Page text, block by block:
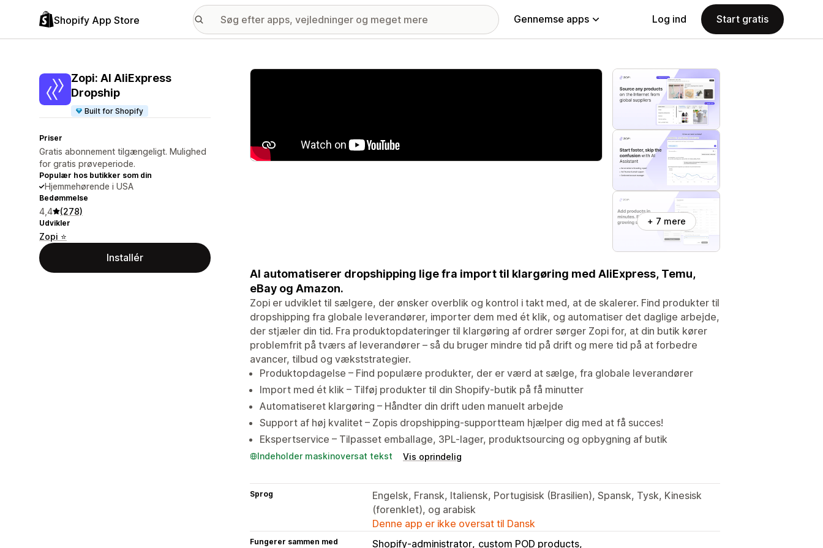
Shopify App Store Gennemse apps Log ind Start gratis
Zopi: AI AliExpress
Dropship
Built for Shopify
Priser
Gratis abonnement tilgængeligt. Mulighed
for gratis prøveperiode.
Populær hos butikker som din
Hjemmehørende i USA
Bedømmelse
4,4 (278)
Udvikler
Zopi ⭐
Installér
Galleri med udvalgte billeder
+ 7 mere
AI automatiserer dropshipping lige fra import til klargøring med AliExpress, Temu,
eBay og Amazon.
Zopi er udviklet til sælgere, der ønsker overblik og kontrol i takt med, at de skalerer. Find produkter til
dropshipping fra globale leverandører, importer dem med ét klik, og automatiser det daglige arbejde,
der stjæler din tid. Fra produktopdateringer til klargøring af ordrer sørger Zopi for, at din butik kører
problemfrit på tværs af leverandører – så du bruger mindre tid på drift og mere tid på at forbedre
avancer, tilbud og vækststrategier.
Produktopdagelse – Find populære produkter, der er værd at sælge, fra globale leverandører
Import med ét klik – Tilføj produkter til din Shopify-butik på få minutter
Automatiseret klargøring – Håndter din drift uden manuelt arbejde
Support af høj kvalitet – Zopis dropshipping-supportteam hjælper dig med at få succes!
Ekspertservice – Tilpasset emballage, 3PL-lager, produktsourcing og opbygning af butik
Indeholder maskinoversat tekst Vis oprindelig
Sprog
Engelsk, Fransk, Italiensk, Portugisisk (Brasilien), Spansk, Tysk, Kinesisk
(forenklet), og arabisk
Denne app er ikke oversat til Dansk
Fungerer sammen med Shopify-administrator custom POD products